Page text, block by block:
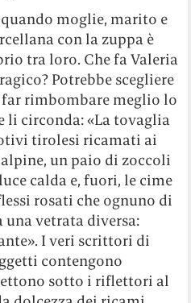
moglie, marito e
con la zuppa è
tra loro. Che fa Valeria
Potrebbe scegliere
rimbombare meglio lo
li circonda: «La tovaglia
tirolesi ricamati ai
un paio di zoccoli
calda e, fuori, le cime
rosati che ognuno di
una vetrata diversa:
I veri scrittori di
contengono
sotto i riflettori al